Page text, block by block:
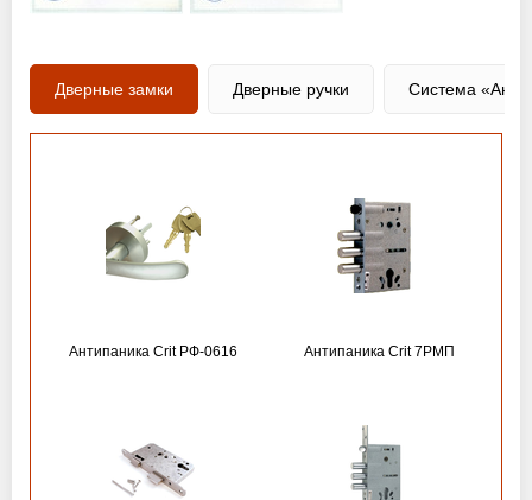
Дверные замки Дверные ручки Система
Антипаника Crit РФ-0616 Антипаника Crit 7РМП